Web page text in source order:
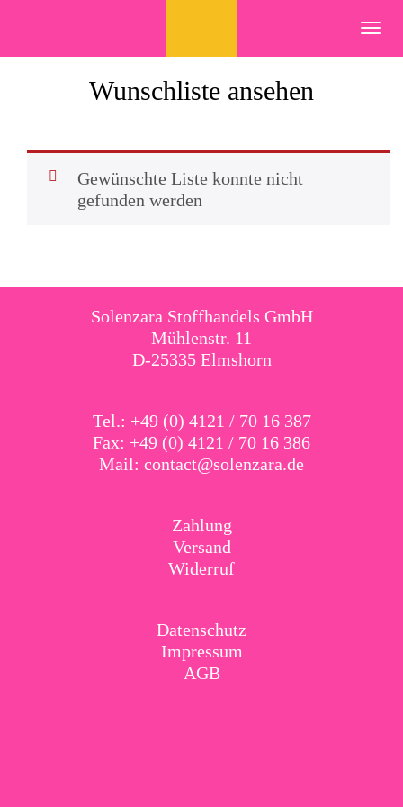
Wunschliste ansehen
Gewünschte Liste konnte nicht
gefunden werden
Solenzara Stoffhandels GmbH
Mühlenstr. 11
D-25335 Elmshorn
Tel.: +49 (0) 4121 / 70 16 387
Fax: +49 (0) 4121 / 70 16 386
Mail: contact@solenzara.de
Zahlung
Versand
Widerruf
Datenschutz
Impressum
AGB